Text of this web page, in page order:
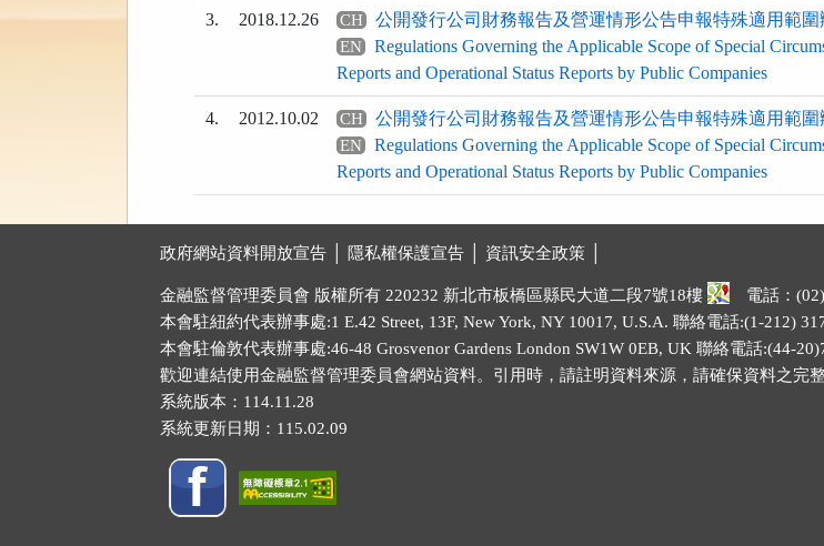
3. 2018.12.26 CH 公開發行公司財務報告及營運情形公告申報特殊適用範圍
EN
Regulations Governing the Applicable Scope of Special
Reports and Operational Status Reports by Public Companies
4. 2012.10.02 CH 公開發行公司財務報告及營運情形公告申報特殊適用範圍
EN
Regulations Governing the Applicable Scope of Special
Reports and Operational Status Reports by Public Companies
政府網站資料開放宣告 │ 隱私權保護宣告 │ 資訊安全政策 │
金融監督管理委員會 版權所有 220232 新北市板橋區縣民大道二段7號18樓
電話：
本會駐紐約代表辦事處:1 E.42 Street, 13F, New York, NY 10017, U.S.A. 聯絡電話:(1-212)
本會駐倫敦代表辦事處:46-48 Grosvenor Gardens London SW1W 0EB, UK 聯絡電話:(44-
歡迎連結使用金融監督管理委員會網站資料。引用時，請註明資料來源，請確保資料之完
系統版本： 114.11.28
系統更新日期： 115.02.09